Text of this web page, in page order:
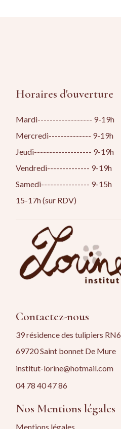
Horaires d'ouverture
Mardi------------------ 9-19h
Mercredi-------------- 9-19h
Jeudi------------------- 9-19h
Vendredi-------------- 9-19h
Samedi---------------- 9-15h
15-17h (sur RDV)
Contactez-nous
39 résidence des tulipiers RN6
69720 Saint bonnet De Mure
institut-lorine@hotmail.com
04 78 40 47 86
Nos Mentions légales
Mentions légales